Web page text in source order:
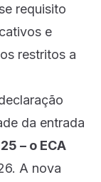
requisito
e
restritos a
da entrada
– o ECA
A nova